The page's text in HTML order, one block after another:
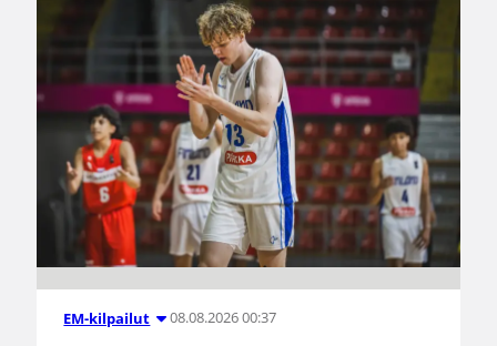
EM-kilpailut 08.08.2026 00:37